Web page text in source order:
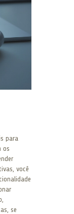
para
os
você
se